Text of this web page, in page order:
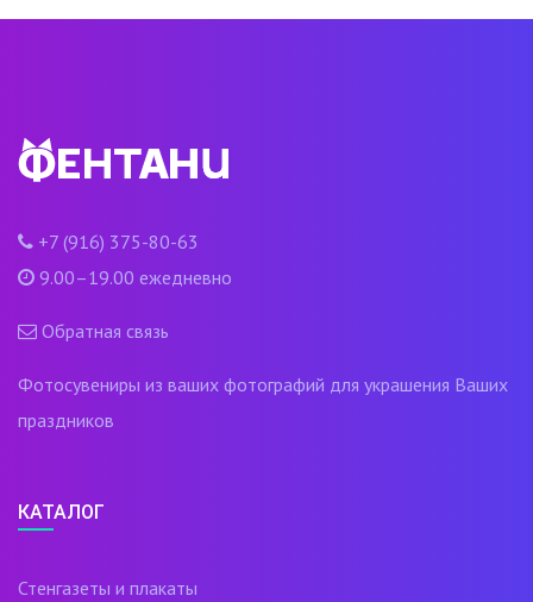
+7 (916) 375-80-63
9.00–19.00 ежедневно
Обратная связь
Фотосувениры из ваших фотографий для украшения Ваших
праздников
КАТАЛОГ
Стенгазеты и плакаты